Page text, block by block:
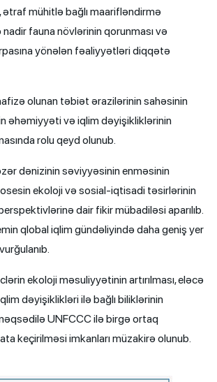
mühitlə bağlı maarifləndirmə
fauna növlərinin qorunması və
yönələn fəaliyyətləri diqqətə
olunan təbiət ərazilərinin sahəsinin
əhəmiyyəti və iqlim dəyişikliklərinin
rolu qeyd olunub.
dənizinin səviyyəsinin enməsinin
ekoloji və sosial-iqtisadi təsirlərinin
dair fikir mübadiləsi aparılıb.
qlobal iqlim gündəliyində daha geniş yer
ekoloji məsuliyyətinin artırılması, eləcə
dəyişiklikləri ilə bağlı biliklərinin
UNFCCC ilə birgə ortaq
keçirilməsi imkanları müzakirə olunub.